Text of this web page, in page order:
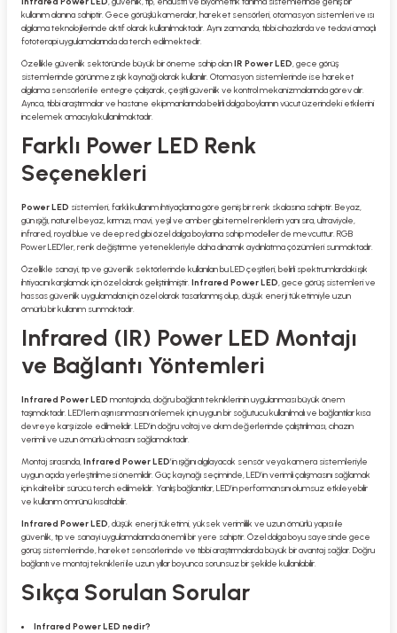
kullanım alanına sahiptir. Gece görüşlü kameralar, hareket sensörleri, otomasyon sistemleri ve ısı
algılama teknolojilerinde aktif olarak kullanılmaktadır. Aynı zamanda, tıbbi cihazlarda ve tedavi amaçlı
fototerapi uygulamalarında da tercih edilmektedir.
Özellikle güvenlik sektöründe büyük bir öneme sahip olanIR Power LED, gece görüş
sistemlerinde görünmez ışık kaynağı olarak kullanılır. Otomasyon sistemlerinde ise hareket
algılama sensörleri ile entegre çalışarak, çeşitli güvenlik ve kontrol mekanizmalarında görev alır.
Ayrıca, tıbbi araştırmalar ve hastane ekipmanlarında belirli dalga boylarının vücut üzerindeki etkilerini
incelemek amacıyla kullanılmaktadır.
Farklı Power LED Renk
Seçenekleri
Power LED sistemleri, farklı kullanım ihtiyaçlarına göre geniş bir renk skalasına sahiptir. Beyaz,
gün ışığı, naturel beyaz, kırmızı, mavi, yeşil ve amber gibi temel renklerin yanı sıra, ultraviyole,
infrared, royal blue ve deep red gibi özel dalga boylarına sahip modeller de mevcuttur. RGB
Power LED’ler, renk değiştirme yetenekleriyle daha dinamik aydınlatma çözümleri sunmaktadır.
Özellikle sanayi, tıp ve güvenlik sektörlerinde kullanılan bu LED çeşitleri, belirli spektrumlardaki ışık
ihtiyacını karşılamak için özel olarak geliştirilmiştir. Infrared Power LED, gece görüş sistemleri ve
hassas güvenlik uygulamaları için özel olarak tasarlanmış olup, düşük enerji tüketimiyle uzun
ömürlü bir kullanım sunmaktadır.
Infrared (IR) Power LED Montajı
ve Bağlantı Yöntemleri
Infrared Power LED montajında, doğru bağlantı tekniklerinin uygulanması büyük önem
taşımaktadır. LED’lerin aşırı ısınmasını önlemek için uygun bir soğutucu kullanılmalı ve bağlantılar kısa
devreye karşı izole edilmelidir. LED’in doğru voltaj ve akım değerlerinde çalıştırılması, cihazın
verimli ve uzun ömürlü olmasını sağlamaktadır.
Montaj sırasında,Infrared Power LED’in ışığını algılayacak sensör veya kamera sistemleriyle
uygun açıda yerleştirilmesi önemlidir. Güç kaynağı seçiminde, LED’in verimli çalışmasını sağlamak
için kaliteli bir sürücü tercih edilmelidir. Yanlış bağlantılar, LED’in performansını olumsuz etkileyebilir
ve kullanım ömrünü kısaltabilir.
Infrared Power LED, düşük enerji tüketimi, yüksek verimlilik ve uzun ömürlü yapısı ile
güvenlik, tıp ve sanayi uygulamalarında önemli bir yere sahiptir. Özel dalga boyu sayesinde gece
görüş sistemlerinde, hareket sensörlerinde ve tıbbi araştırmalarda büyük bir avantaj sağlar. Doğru
bağlantı ve montaj teknikleri ile uzun yıllar boyunca sorunsuz bir şekilde kullanılabilir.
Sıkça Sorulan Sorular
Infrared Power LED nedir?